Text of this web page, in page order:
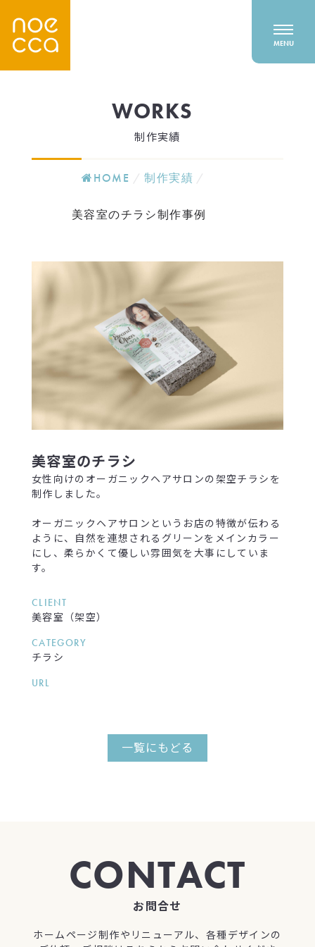
WORKS
制作実績
HOME 制作実績
美容室のチラシ制作事例
美容室のチラシ
女性向けのオーガニックヘアサロンの架空チラシを
制作しました。
オーガニックヘアサロンというお店の特徴が伝わる
ように、自然を連想されるグリーンをメインカラー
にし、柔らかくて優しい雰囲気を大事にしていま
す。
CLIENT
美容室（架空）
CATEGORY
チラシ
URL
一覧にもどる
CONTACT
お問合せ
ホームページ制作やリニューアル、各種デザインの